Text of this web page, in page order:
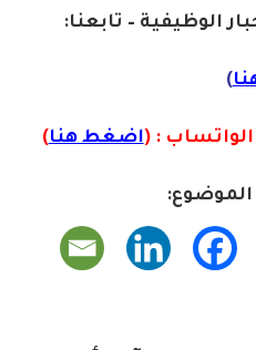
الوظيفية – تابعنا:
)
: (اضغط هنا)